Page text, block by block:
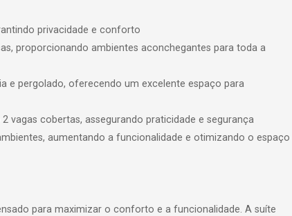
privacidade e conforto
proporcionando ambientes aconchegantes para toda a
e pergolado, oferecendo um excelente espaço para
vagas cobertas, assegurando praticidade e segurança
aumentando a funcionalidade e otimizando o espaço
para maximizar o conforto e a funcionalidade. A suíte